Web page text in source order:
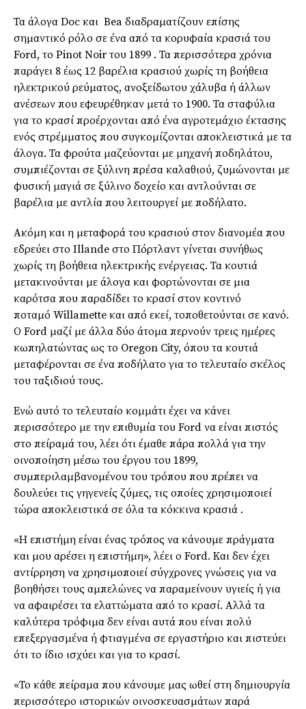
Τα άλογα Doc και Bea διαδραματίζουν επίσης
σημαντικό ρόλο σε ένα από τα κορυφαία κρασιά του
Ford, το Pinot Noir του 1899 . Τα περισσότερα χρόνια
παράγει 8 έως 12 βαρέλια κρασιού χωρίς τη βοήθεια
ηλεκτρικού ρεύματος, ανοξείδωτου χάλυβα ή άλλων
ανέσεων που εφευρέθηκαν μετά το 1900. Τα σταφύλια
για το κρασί προέρχονται από ένα αγροτεμάχιο έκτασης
ενός στρέμματος που συγκομίζονται αποκλειστικά με τα
άλογα. Τα φρούτα μαζεύονται με μηχανή ποδηλάτου,
συμπιέζονται σε ξύλινη πρέσα καλαθιού, ζυμώνονται με
φυσική μαγιά σε ξύλινο δοχείο και αντλούνται σε
βαρέλια με αντλία που λειτουργεί με ποδήλατο.
Ακόμη και η μεταφορά του κρασιού στον διανομέα που
εδρεύει στο Illande στο Πόρτλαντγίνεται συνήθως
χωρίς τη βοήθεια ηλεκτρικής ενέργειας. Τα κουτιά
μετακινούνται με άλογα και φορτώνονται σε μια
καρότσα που παραδίδει το κρασί στον κοντινό
ποταμό Willamette και από εκεί, τοποθετούνται σε κανό.
Ο Ford μαζί με άλλα δύο άτομα περνούν τρεις ημέρες
κωπηλατώντας ως το Oregon City, όπου τα κουτιά
μεταφέρονται σε ένα ποδήλατο για το τελευταίο σκέλος
του ταξιδιού τους.
Ενώ αυτό το τελευταίο κομμάτι έχει να κάνει
περισσότερο με την επιθυμία του Ford να είναι πιστός
στο πείραμά του, λέει ότι έμαθε πάρα πολλά για την
οινοποίηση μέσω του έργου του 1899,
συμπεριλαμβανομένου του τρόπου που πρέπει να
δουλεύει τις γηγενείς ζύμες, τις οποίες χρησιμοποιεί
τώρα αποκλειστικά σε όλα τα κόκκινα κρασιά .
«Η επιστήμη είναι ένας τρόπος να κάνουμε πράγματα
και μου αρέσει η επιστήμη», λέει ο Ford. Και δεν έχει
αντίρρηση να χρησιμοποιεί σύγχρονες γνώσεις για να
βοηθήσει τους αμπελώνες να παραμείνουν υγιείς ή για
να αφαιρέσει τα ελαττώματα από το κρασί. Αλλά τα
καλύτερα τρόφιμα δεν είναι αυτά που είναι πολύ
επεξεργασμένα ή φτιαγμένα σε εργαστήριο και πιστεύει
ότι το ίδιο ισχύει και για το κρασί.
«Το κάθε πείραμα που κάνουμε μας ωθεί στη δημιουργία
περισσότερο ιστορικών οινοσκευασμάτων παρά